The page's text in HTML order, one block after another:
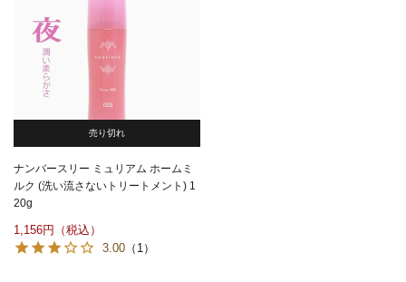
売り切れ
ナンバースリー ミュリアム ホームミ
ルク (洗い流さないトリートメント) 1
20g
1,156
3.00 （1）